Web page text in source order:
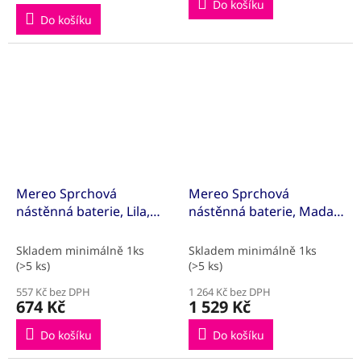
Do košíku
Do košíku
Mereo Sprchová
nástěnná baterie, Lila,
příslušenství, chrom
Skladem minimálně 1ks
(>5 ks)
557 Kč bez DPH
674 Kč
Do košíku
Mereo Sprchová
nástěnná baterie, Mada,
příslušenství, chrom
Skladem minimálně 1ks
(>5 ks)
1 264 Kč bez DPH
1 529 Kč
Do košíku